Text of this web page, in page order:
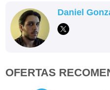
Daniel
OFERTAS